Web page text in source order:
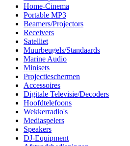
Home-Cinema
Portable MP3
Beamers/Projectors
Receivers
Satelliet
Muurbeugels/Standaards
Marine Audio
Minisets
Projectieschermen
Accessoires
Digitale Televisie/Decoders
Hoofdtelefoons
Wekkerradio's
Mediaspelers
Speakers
DJ-Equipment